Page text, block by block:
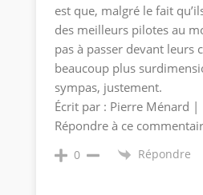
est que, malgré le fait
des meilleurs pilotes au
pas à passer devant leurs
beaucoup plus
sympas, justement.
Écrit par : Pierre Ménard
Répondre à ce
0 Répondre